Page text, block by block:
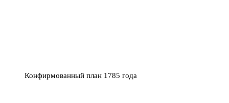
Конфирмованный план 1785 года